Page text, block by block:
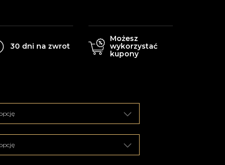
30 dni na zwrot
Możesz
wykorzystać
kupony